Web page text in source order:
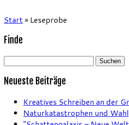
Start» Leseprobe
Finde
Suchen
Neueste Beiträge
Kreatives Schreiben an der
Naturkatastrophen und